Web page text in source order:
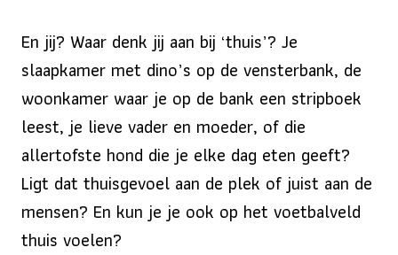
En jij? Waar denk jij aan bij ‘thuis’? Je
slaapkamer met dino’s op de vensterbank, de
woonkamer waar je op de bank een stripboek
leest, je lieve vader en moeder, of die
allertofste hond die je elke dag eten geeft?
Ligt dat thuisgevoel aan de plek of juist aan de
mensen? En kun je je ook op het voetbalveld
thuis voelen?